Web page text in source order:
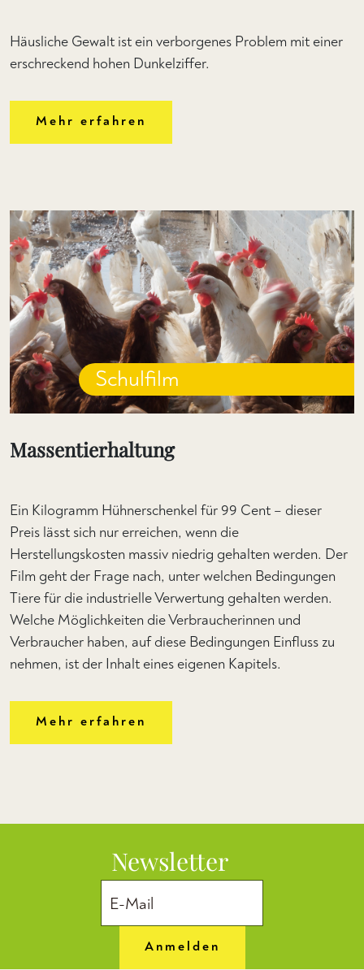
Häusliche Gewalt ist ein verborgenes Problem mit einer
erschreckend hohen Dunkelziffer.
Mehr erfahren
Schulfilm
Massentierhaltung
Ein Kilogramm Hühnerschenkel für 99 Cent – dieser
Preis lässt sich nur erreichen, wenn die
Herstellungskosten massiv niedrig gehalten werden. Der
Film geht der Frage nach, unter welchen Bedingungen
Tiere für die industrielle Verwertung gehalten werden.
Welche Möglichkeiten die Verbraucherinnen und
Verbraucher haben, auf diese Bedingungen Einfluss zu
nehmen, ist der Inhalt eines eigenen Kapitels.
Mehr erfahren
Newsletter
Anmelden